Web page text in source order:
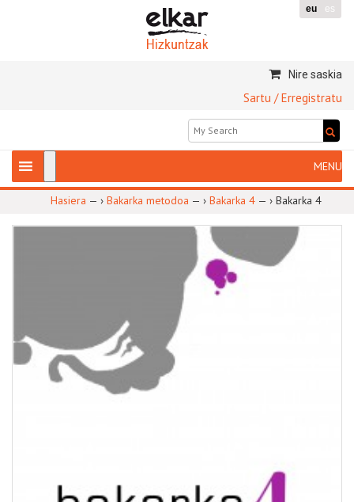
eu es
Nire saskia
Sartu / Erregistratu
Hasiera — › Bakarka metodoa — › Bakarka 4 — › Bakarka 4